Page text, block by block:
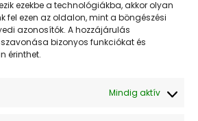
ezekbe a technológiákba, akkor olyan
ezen az oldalon, mint a böngészési
azonosítók. A hozzájárulás
bizonyos funkciókat és
érinthet.
Mindig aktív
zöldebb!
és híreinkről! Iratkozz fel